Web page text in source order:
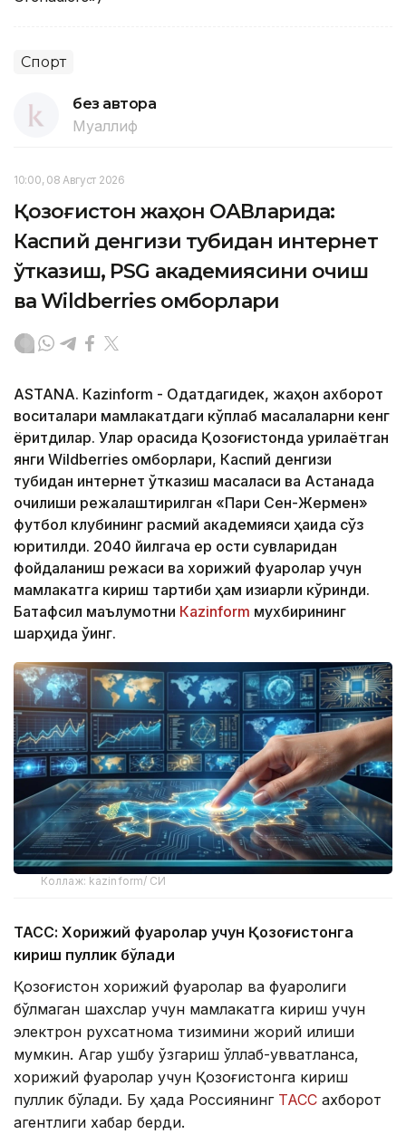
Спорт
без автора
Муаллиф
10:00, 08 Август 2026
Қозоғистон жаҳон ОАВларида:
Каспий денгизи тубидан интернет
ўтказиш, PSG академиясини очиш
ва Wildberries омборлари
ASTANА. Кazinform - Одатдагидек, жаҳон ахборот
воситалари мамлакатдаги кўплаб масалаларни кенг
ёритдилар. Улар орасида Қозоғистонда қурилаётган
янги Wildberries омборлари, Каспий денгизи
тубидан интернет ўтказиш масаласи ва Астанада
очилиши режалаштирилган «Пари Сен-Жермен»
футбол клубининг расмий академияси ҳақида сўз
юритилди. 2040 йилгача ер ости сувларидан
фойдаланиш режаси ва хорижий фуқаролар учун
мамлакатга кириш тартиби ҳам қизиқарли кўринди.
Батафсил маълумотни Кazinform мухбирининг
шарҳида ўқинг.
Коллаж: kazinform/ СИ
ТАСС: Хорижий фуқаролар учун Қозоғистонга
кириш пуллик бўлади
Қозоғистон хорижий фуқаролар ва фуқаролиги
бўлмаган шахслар учун мамлакатга кириш учун
электрон рухсатнома тизимини жорий қилиши
мумкин. Агар ушбу ўзгариш қўллаб-қувватланса,
хорижий фуқаролар учун Қозоғистонга кириш
пуллик бўлади. Бу ҳақда Россиянинг ТАСС ахборот
агентлиги хабар берди.